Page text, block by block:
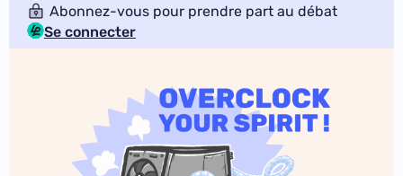
Abonnez-vous pour prendre part au débat
Se connecter